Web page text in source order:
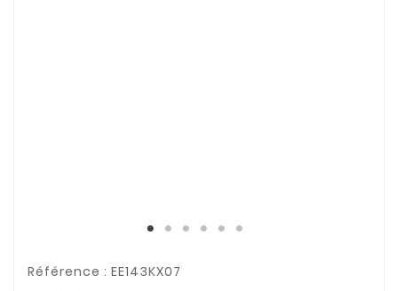
Référence : EE143KX07